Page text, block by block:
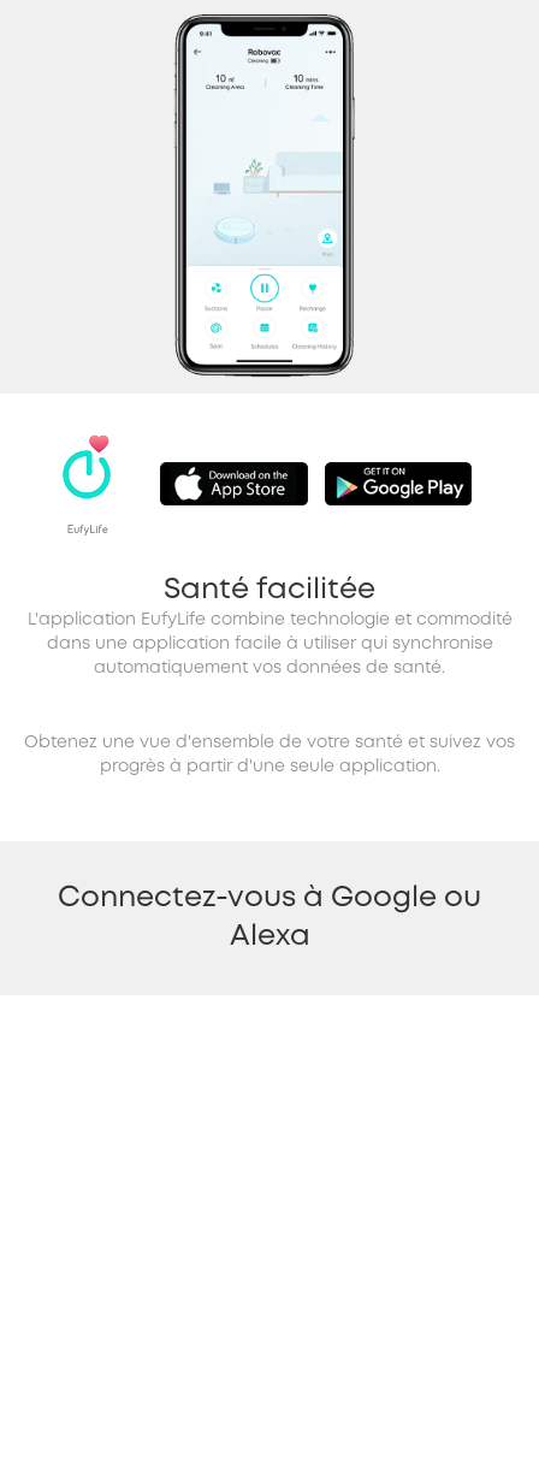
Santé facilitée
L'application EufyLife combine technologie et commodité
dans une application facile à utiliser qui synchronise
automatiquement vos données de santé.
Obtenez une vue d'ensemble de votre santé et suivez vos
progrès à partir d'une seule application.
Connectez-vous à Google ou
Alexa